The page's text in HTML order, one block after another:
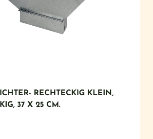
RECHTECKIG KLEIN,
37 X 25 CM.